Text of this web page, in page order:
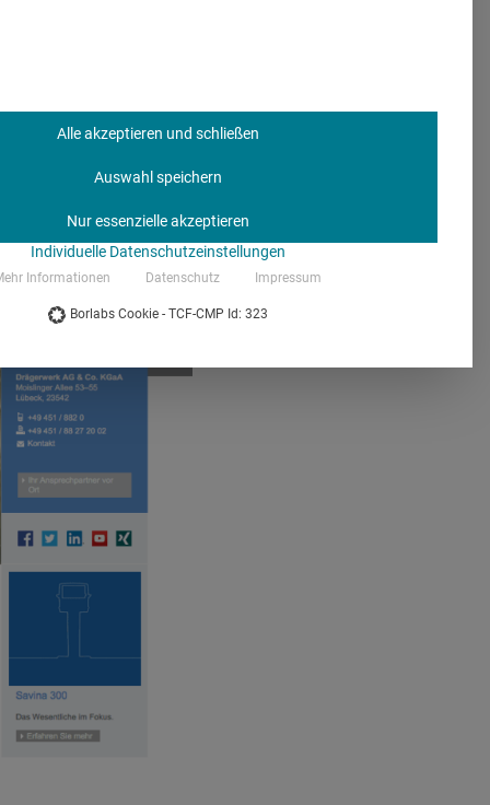
und zitiert
hervorgehoben.
Alle akzeptieren und schließen
Auswahl speichern
Nur essenzielle akzeptieren
Individuelle Datenschutzeinstellungen
Informationen Datenschutz Impressum
Borlabs Cookie - TCF-CMP Id: 323